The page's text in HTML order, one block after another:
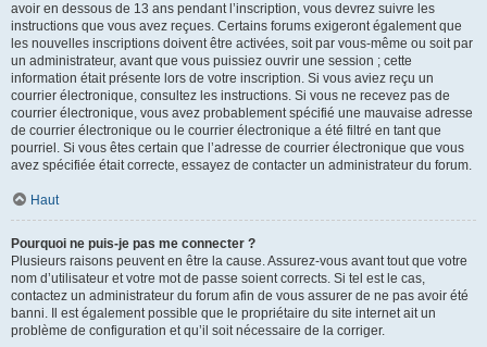
avoir en dessous de 13 ans pendant l’inscription, vous devrez suivre les
instructions que vous avez reçues. Certains forums exigeront également que
les nouvelles inscriptions doivent être activées, soit par vous-même ou soit par
un administrateur, avant que vous puissiez ouvrir une session ; cette
information était présente lors de votre inscription. Si vous aviez reçu un
courrier électronique, consultez les instructions. Si vous ne recevez pas de
courrier électronique, vous avez probablement spécifié une mauvaise adresse
de courrier électronique ou le courrier électronique a été filtré en tant que
pourriel. Si vous êtes certain que l’adresse de courrier électronique que vous
avez spécifiée était correcte, essayez de contacter un administrateur du forum.
Haut
Pourquoi ne puis-je pas me connecter ?
Plusieurs raisons peuvent en être la cause. Assurez-vous avant tout que votre
nom d’utilisateur et votre mot de passe soient corrects. Si tel est le cas,
contactez un administrateur du forum afin de vous assurer de ne pas avoir été
banni. Il est également possible que le propriétaire du site internet ait un
problème de configuration et qu’il soit nécessaire de la corriger.